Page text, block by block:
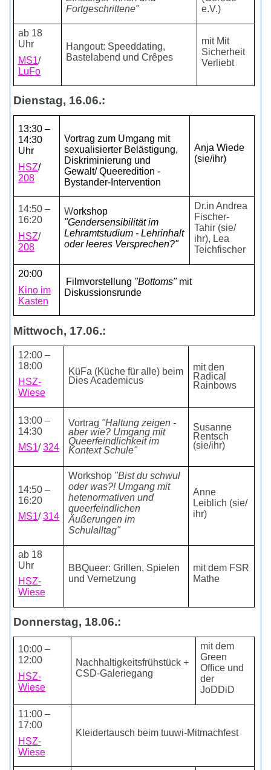
Fortgeschrittene"
e.V.)
ab 18
Uhr
MS1/
LuFo
Hangout: Speeddating,
Bastelabend und Crêpes
mit Mit
Sicherheit
Verliebt
Dienstag, 16.06.:
13:30 –
14:30
Uhr
HSZ/
208
Vortrag zum Umgang mit
sexualisierter Belästigung,
Diskriminierung und
Gewalt/ Queeredition -
Bystander-Intervention
Anja Wiede
(sie/ihr)
14:50 –
16:20
HSZ/
208
Workshop
"Gendersensibilität im
Lehramtstudium - Lehrinhalt
oder leeres Versprechen?"
Dr.in Andrea
Fischer-
Tahir (sie/
ihr), Lea
Teichfischer
20:00
Kino im
Kasten
Filmvorstellung "Bottoms" mit
Diskussionsrunde
Mittwoch, 17.06.:
12:00 –
18:00
HSZ-
Wiese
KüFa (Küche für alle) beim
Dies Academicus
mit den
Radical
Rainbows
13:00 –
14:30
MS1/324
Vortrag "Haltung zeigen -
aber wie? Umgang mit
Queerfeindlichkeit im
Kontext Schule"
Susanne
Rentsch
(sie/ihr)
14:50 –
16:20
MS1/314
Workshop "Bist du schwul
oder was?! Umgang mit
hetenormativen und
queerfeindlichen
Äußerungen im
Schulalltag"
Anne
Leiblich (sie/
ihr)
ab 18
Uhr
HSZ-
Wiese
BBQueer: Grillen, Spielen
und Vernetzung
mit dem FSR
Mathe
Donnerstag, 18.06.:
10:00 –
12:00
HSZ-
Wiese
Nachhaltigkeitsfrühstück +
CSD-Galeriegang
mit dem
Green
Office und
der
JoDDiD
11:00 –
17:00
HSZ-
Wiese
Kleidertausch beim tuuwi-Mitmachfest